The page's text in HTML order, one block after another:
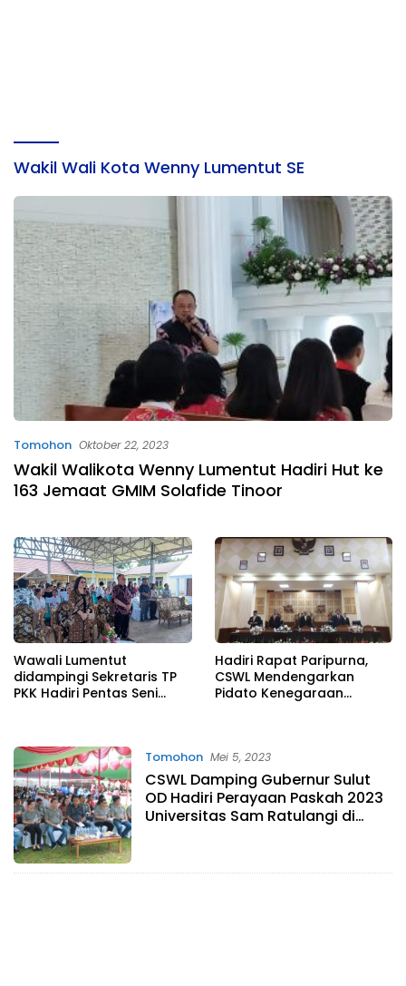
Wakil Wali Kota Wenny Lumentut SE
Tomohon Oktober 22, 2023
Wakil Walikota Wenny Lumentut Hadiri Hut ke
163 Jemaat GMIM Solafide Tinoor
Wawali Lumentut
didampingi Sekretaris TP
PKK Hadiri Pentas Seni
Hadiri Rapat Paripurna,
CSWL Mendengarkan
Pidato Kenegaraan
Tomohon Mei 5, 2023
CSWL Damping Gubernur Sulut
OD Hadiri Perayaan Paskah 2023
Universitas Sam Ratulangi di